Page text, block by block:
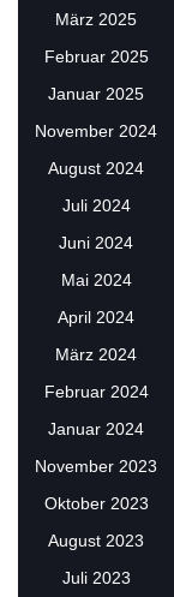
März 2025
Februar 2025
Januar 2025
November 2024
August 2024
Juli 2024
Juni 2024
Mai 2024
April 2024
März 2024
Februar 2024
Januar 2024
November 2023
Oktober 2023
August 2023
Juli 2023